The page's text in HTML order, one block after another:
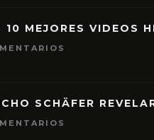
10 MEJORES VIDEOS
SCHÄFER